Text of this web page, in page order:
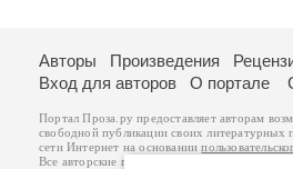
Авторы Произведения
Вход для авторов
О портале
Портал Проза.ру предоставляет авторам
свободной публикации своих литературных
сети Интернет на основании
Все авторские права на произведения